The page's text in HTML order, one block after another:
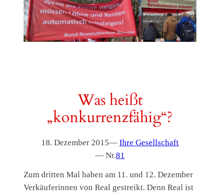
h
e
n
Was heißt
„konkurrenzfähig“?
18. Dezember 2015— Ihre Gesellschaft
— Nr.81
Zum dritten Mal haben am 11. und 12. Dezember
Verkäuferinnen von Real gestreikt. Denn Real ist